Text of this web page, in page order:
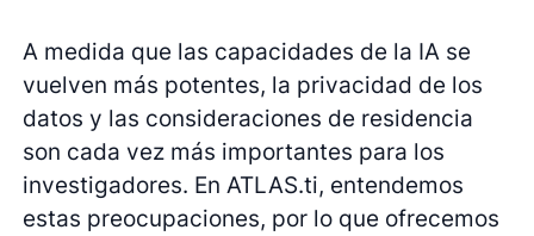
A medida que las capacidades de la IA se
vuelven más potentes, la privacidad de los
datos y las consideraciones de residencia
son cada vez más importantes para los
investigadores. En ATLAS.ti, entendemos
estas preocupaciones, por lo que ofrecemos